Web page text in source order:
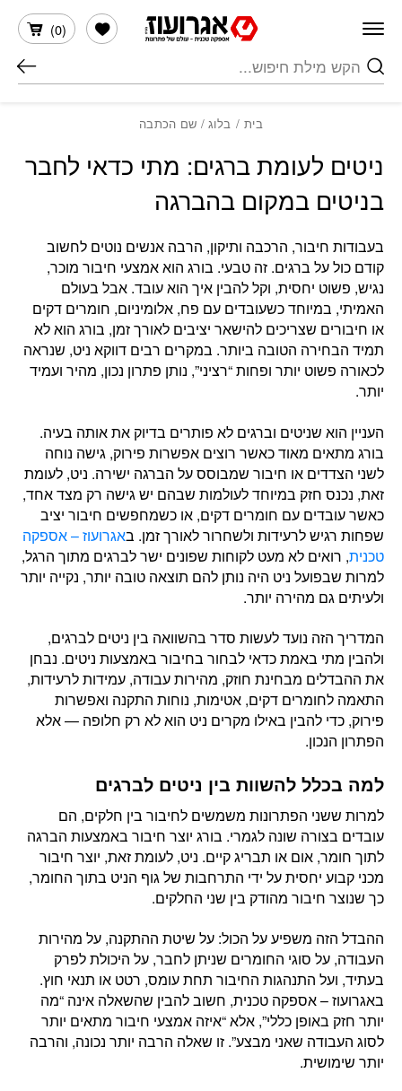
חיפוש
(
0
)
הרשימה שלי
בית / בלוג/ שם הכתבה
ניטים לעומת ברגים: מתי כדאי לחבר
בניטים במקום בהברגה
בעבודות חיבור, הרכבה ותיקון, הרבה אנשים נוטים לחשוב
קודם כול על ברגים. זה טבעי. בורג הוא אמצעי חיבור מוכר,
נגיש, פשוט יחסית, וקל להבין איך הוא עובד. אבל בעולם
האמיתי, במיוחד כשעובדים עם פח, אלומיניום, חומרים דקים
או חיבורים שצריכים להישאר יציבים לאורך זמן, בורג הוא לא
תמיד הבחירה הטובה ביותר. במקרים רבים דווקא ניט, שנראה
לכאורה פשוט יותר ופחות “רציני”, נותן פתרון נכון, מהיר ועמיד
יותר.
העניין הוא שניטים וברגים לא פותרים בדיוק את אותה בעיה.
בורג מתאים מאוד כאשר רוצים אפשרות פירוק, גישה נוחה
לשני הצדדים או חיבור שמבוסס על הברגה ישירה. ניט, לעומת
זאת, נכנס חזק במיוחד לעולמות שבהם יש גישה רק מצד אחד,
כאשר עובדים עם חומרים דקים, או כשמחפשים חיבור יציב
שפחות רגיש לרעידות ולשחרור לאורך זמן. באגרועוז – אספקה
טכנית, רואים לא מעט לקוחות שפונים ישר לברגים מתוך הרגל,
למרות שבפועל ניט היה נותן להם תוצאה טובה יותר, נקייה יותר
ולעיתים גם מהירה יותר.
המדריך הזה נועד לעשות סדר בהשוואה בין ניטים לברגים,
ולהבין מתי באמת כדאי לבחור בחיבור באמצעות ניטים. נבחן
את ההבדלים מבחינת חוזק, מהירות עבודה, עמידות לרעידות,
התאמה לחומרים דקים, אטימות, נוחות התקנה ואפשרות
פירוק, כדי להבין באילו מקרים ניט הוא לא רק חלופה — אלא
הפתרון הנכון.
למה בכלל להשוות בין ניטים לברגים
למרות ששני הפתרונות משמשים לחיבור בין חלקים, הם
עובדים בצורה שונה לגמרי. בורג יוצר חיבור באמצעות הברגה
לתוך חומר, אום או תבריג קיים. ניט, לעומת זאת, יוצר חיבור
מכני קבוע יחסית על ידי התרחבות של גוף הניט בתוך החומר,
כך שנוצר חיבור מהודק בין שני החלקים.
ההבדל הזה משפיע על הכול: על שיטת ההתקנה, על מהירות
העבודה, על סוגי החומרים שניתן לחבר, על היכולת לפרק
בעתיד, ועל התנהגות החיבור תחת עומס, רטט או תנאי חוץ.
באגרועוז – אספקה טכנית, חשוב להבין שהשאלה אינה “מה
יותר חזק באופן כללי”, אלא “איזה אמצעי חיבור מתאים יותר
לסוג העבודה שאני מבצע”. זו שאלה הרבה יותר נכונה, והרבה
יותר שימושית.